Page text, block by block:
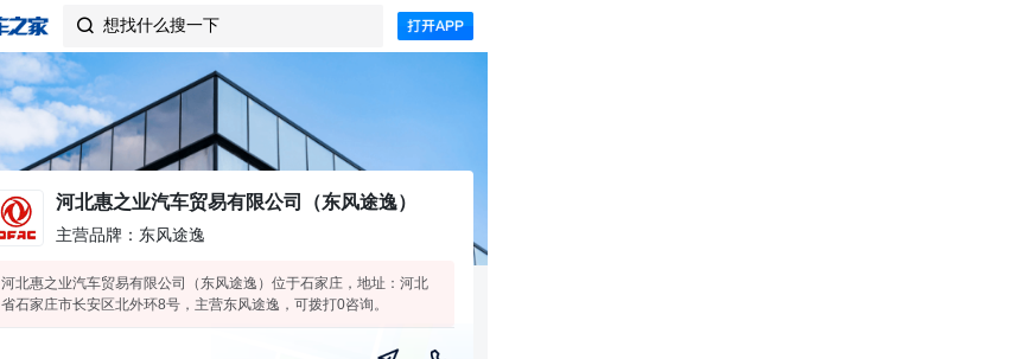
 想找什么搜一下
河北惠之业汽车贸易有限公司（东风途逸）
主营品牌：东风途逸
河北惠之业汽车贸易有限公司（东风途逸）位于石家庄，地址：河北
省石家庄市长安区北外环8号，主营东风途逸，可拨打0咨询。